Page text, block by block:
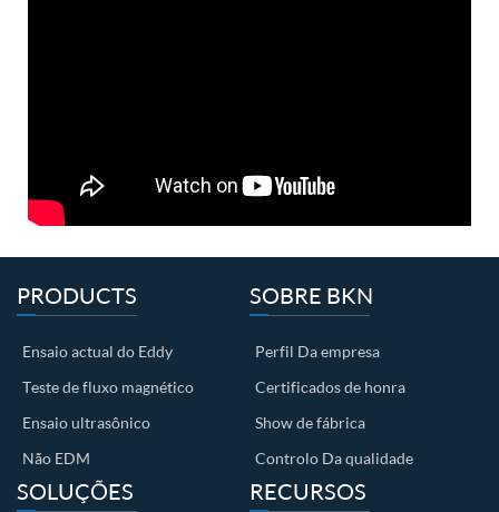
PRODUCTS
Ensaio actual do Eddy
Teste de fluxo magnético
Ensaio ultrasônico
Não EDM
SOBRE BKN
Perfil Da empresa
Certificados de honra
Show de fábrica
Controlo Da qualidade
SOLUÇÕES RECURSOS